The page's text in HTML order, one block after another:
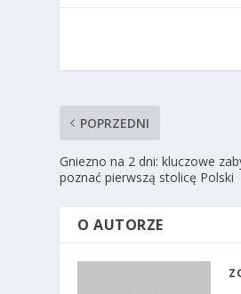
POPRZEDNI
Gniezno na 2 dni: kluczowe
poznać pierwszą stolicę Polski
O AUTORZE